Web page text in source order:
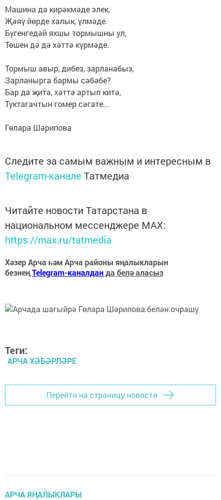
Машина да кирәкмәде элек,
Җәяү йөрде халык, үлмәде.
Бүгенгедәй яхшы тормышны ул,
Төшен дә дә хәттә күрмәде.
Тормыш авыр, дибез, зарланабыз,
Зарланырга бармы сәбәбе?
Бар да җитә, хәттә артып китә,
Туктагачтын гомер сәгате...
Гөлара Шәрипова
Следите за самым важным и интересным в
Telegram-канале Татмедиа
Читайте новости Татарстана в
национальном мессенджере MАХ:
https://max.ru/tatmedia
Хәзер Арча һәм Арча районы яңалыкларын
безнеңTelegram-каналданда белә аласыз
Теги:
АРЧА ХӘБӘРЛӘРЕ
Перейти на страницу новости
АРЧА ЯҢАЛЫКЛАРЫ